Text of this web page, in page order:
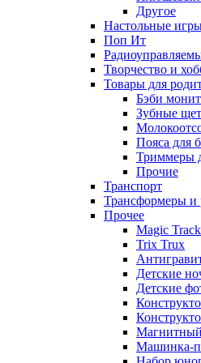
Другое
Настольные
Поп Ит
Творчество и
Товары для
Бэби
Зубные
Пояса для
Триммеры
Прочие
Транспорт
Трансформеры и
Прочее
Magic
Trix Trux
Детские
Детские
Магнитный
Машинка-